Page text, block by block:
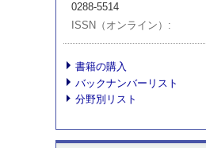
0288-5514
ISSN（オンライン）
書籍の購入
バックナンバーリスト
分野別リスト